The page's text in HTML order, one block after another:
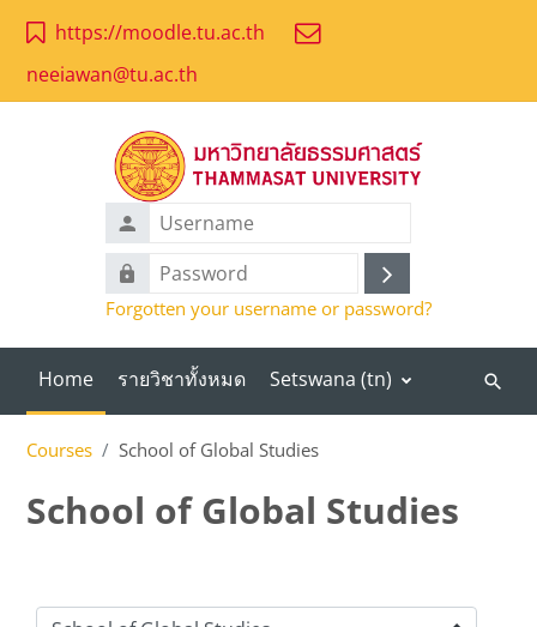
https://moodle.tu.ac.th
neeiawan@tu.ac.th
Username
Password
Log
in
Forgotten your username or password?
Home รายวิชาทั้งหมด Setswana ‎(tn)‎
Search
Courses
School of Global Studies
School of Global Studies